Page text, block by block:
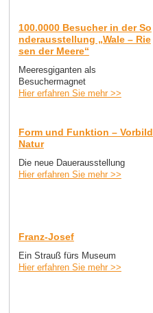
100.0000 Besucher in der So
nderausstellung „Wale – Rie
sen der Meere“
Meeresgiganten als
Besuchermagnet
Hier erfahren Sie mehr >>
Form und Funktion – Vorbild
Natur
Die neue Dauerausstellung
Hier erfahren Sie mehr >>
Franz-Josef
Ein Strauß fürs Museum
Hier erfahren Sie mehr >>